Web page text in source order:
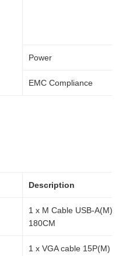
Power 36 W
EMC Compliance
Description
1 x M Cable USB-A(M)/
180CM
1 x VGA cable 15P(M)